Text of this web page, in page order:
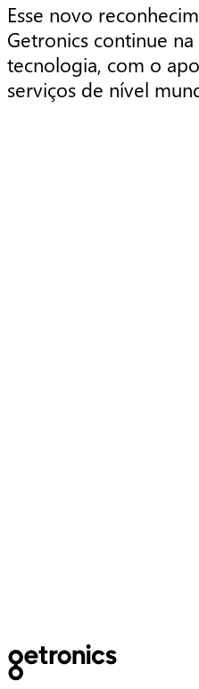
Esse novo
Getronics continue
tecnologia, com o
serviços de nível